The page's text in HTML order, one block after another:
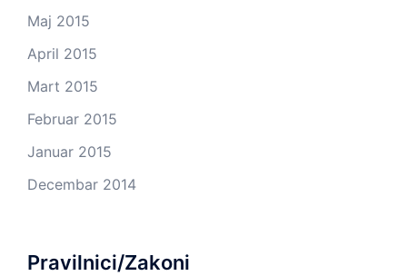
Maj 2015
April 2015
Mart 2015
Februar 2015
Januar 2015
Decembar 2014
Pravilnici/Zakoni